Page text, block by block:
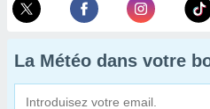
La Météo dans votre